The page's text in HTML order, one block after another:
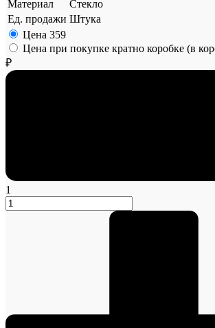
Материал
Стекло
Ед. продажи Штука
Цена 359
Цена при покупке кратно коробке (в
₽
1